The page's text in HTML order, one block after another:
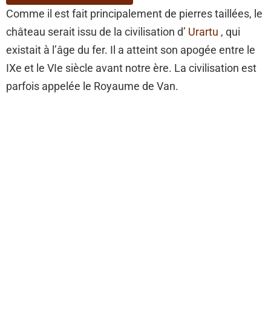
Comme il est fait principalement de pierres taillées, le
château serait issu de la civilisation d’ Urartu , qui
existait à l’âge du fer. Il a atteint son apogée entre le
IXe et le VIe siècle avant notre ère. La civilisation est
parfois appelée le Royaume de Van.